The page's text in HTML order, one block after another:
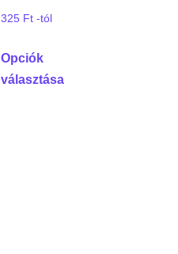
325 Ft -tól
Opciók
választása